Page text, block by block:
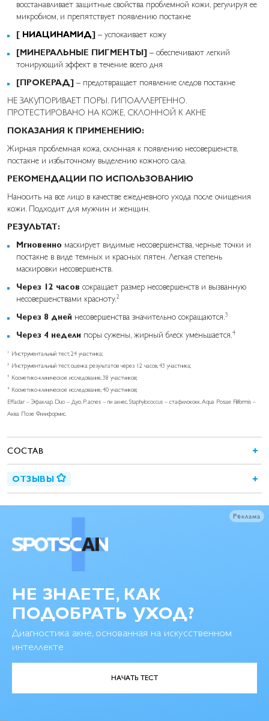
восстанавливает защитные свойства проблемной кожи, регулируя ее
микробиом, и препятствует появлению постакне
[ НИАЦИНАМИД] – успокаивает кожу
[МИНЕРАЛЬНЫЕ ПИГМЕНТЫ] – обеспечивают легкий
тонирующий эффект в течение всего дня
[ПРОКЕРАД] – предотвращает появление следов постакне
НЕ ЗАКУПОРИВАЕТ ПОРЫ. ГИПОАЛЛЕРГЕННО.
ПРОТЕСТИРОВАНО НА КОЖЕ, СКЛОННОЙ К АКНЕ
ПОКАЗАНИЯ К ПРИМЕНЕНИЮ:
Жирная проблемная кожа, склонная к появлению несовершенств,
постакне и избыточному выделению кожного сала.
РЕКОМЕНДАЦИИ ПО ИСПОЛЬЗОВАНИЮ
Наносить на все лицо в качестве ежедневного ухода после очищения
кожи. Подходит для мужчин и женщин.
РЕЗУЛЬТАТ:
Мгновенно маскирует видимые несовершенства, черные точки и
постакне в виде темных и красных пятен. Легкая степень
маскировки несовершенств.
Через 12 часов сокращает размер несовершенств и вызванную
несовершенствами красноту.2
Через 8 дней несовершенства значительно сокращаются.3
Через 4 недели поры сужены, жирный блеск уменьшается.4
1 Инструментальный тест, 24 участника;
2 Инструментальный тест, оценка результатов через 12 часов, 43 участника;
3 Косметико-клиническое исследование, 38 участников;
4 Косметико-клиническое исследование, 40 участников;
Effaclar – Эфаклар. Duo – Дуо. P. acnes – пи акнес. Staphylococcus – стафилококк. Aqua Posae Filiformis –
Аква Позе Филиформис.
СОСТАВ
ОТЗЫВЫ
Реклама
НЕ ЗНАЕТЕ, КАК
ПОДОБРАТЬ УХОД?
Диагностика акне, основанная на искусственном
интеллекте
НАЧАТЬ ТЕСТ